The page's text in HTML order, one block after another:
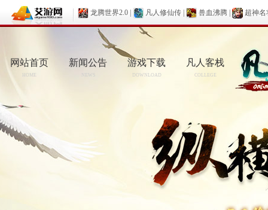
龙腾世界2.0 凡人修仙传 兽血沸腾 超神名
网站首页
HOME
新闻公告
NEWS
游戏下载
DOWNLOAD
凡人客栈
COLLEGE